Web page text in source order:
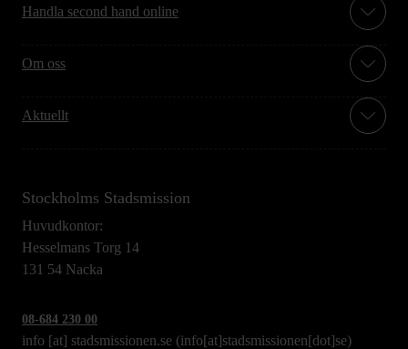
Handla second hand online
Om oss
Aktuellt
Stockholms Stadsmission
Huvudkontor:
Hesselmans Torg 14
131 54 Nacka
08-684 230 00
info [at] stadsmissionen.se (info[at]stadsmissionen[dot]se)